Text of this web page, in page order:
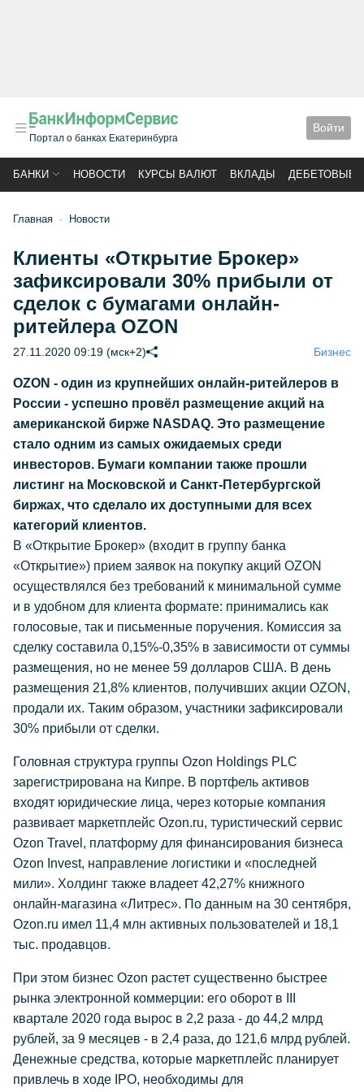
Портал о банках Екатеринбурга
Войти
БАНКИ НОВОСТИ КУРСЫ ВАЛЮТ ВКЛАДЫ ДЕБЕТОВЫЕ
Главная Новости
Клиенты «Открытие Брокер»
зафиксировали 30% прибыли от
сделок с бумагами онлайн-
ритейлера OZON
27.11.2020 09:19 (мск+2) Бизнес
OZON - один из крупнейших онлайн-ритейлеров в
России - успешно провёл размещение акций на
американской бирже NASDAQ. Это размещение
стало одним из самых ожидаемых среди
инвесторов. Бумаги компании также прошли
листинг на Московской и Санкт-Петербургской
биржах, что сделало их доступными для всех
категорий клиентов.
В «Открытие Брокер» (входит в группу банка
«Открытие») прием заявок на покупку акций OZON
осуществлялся без требований к минимальной сумме
и в удобном для клиента формате: принимались как
голосовые, так и письменные поручения. Комиссия за
сделку составила 0,15%-0,35% в зависимости от суммы
размещения, но не менее 59 долларов США. В день
размещения 21,8% клиентов, получивших акции OZON,
продали их. Таким образом, участники зафиксировали
30% прибыли от сделки.
Головная структура группы Ozon Holdings PLC
зарегистрирована на Кипре. В портфель активов
входят юридические лица, через которые компания
развивает маркетплейс Ozon.ru, туристический сервис
Ozon Travel, платформу для финансирования бизнеса
Ozon Invest, направление логистики и «последней
мили». Холдинг также владеет 42,27% книжного
онлайн-магазина «Литрес». По данным на 30 сентября,
Ozon.ru имел 11,4 млн активных пользователей и 18,1
тыс. продавцов.
При этом бизнес Ozon растет существенно быстрее
рынка электронной коммерции: его оборот в III
квартале 2020 года вырос в 2,2 раза - до 44,2 млрд
рублей, за 9 месяцев - в 2,4 раза, до 121,6 млрд рублей.
Денежные средства, которые маркетплейс планирует
привлечь в ходе IPO, необходимы для